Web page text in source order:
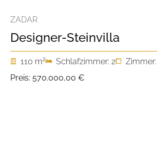
ZADAR
Designer-Steinvilla
110 m2 Schlafzimmer: 2
Preis: 570.000,00 €